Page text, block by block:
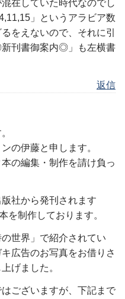
在していた時代なのでし
」というアラビア数
をえないので、それに引
刊書御案内◎」も左横書
返信
の伊藤と申します。
の編集・制作を請け負っ
社から発刊されます
を制作しております。
世界」で紹介されてい
広告のお写真をお借りさ
げました。
ございますが、下記まで